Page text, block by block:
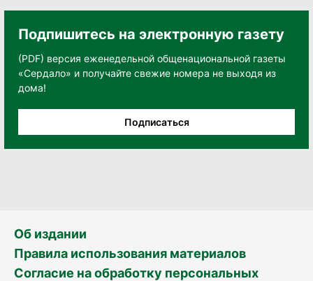
Подпишитесь на электронную газету
(PDF) версия еженедельной общенациональной газеты
«Сердало» и получайте свежие номера не выходя из
дома!
Подписаться
Об издании
Правила использования материалов
Согласие на обработку персональных